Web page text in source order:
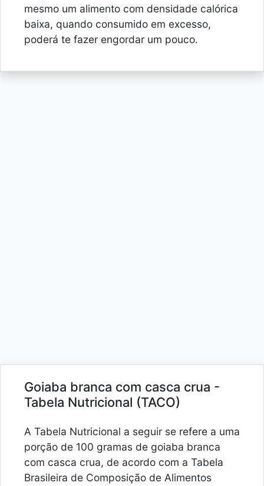
mesmo um alimento com densidade calórica
baixa, quando consumido em excesso,
poderá te fazer engordar um pouco.
Goiaba branca com casca crua -
Tabela Nutricional (TACO)
A Tabela Nutricional a seguir se refere a uma
porção de 100 gramas de goiaba branca
com casca crua, de acordo com a Tabela
Brasileira de Composição de Alimentos